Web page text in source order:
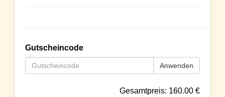
Gutscheincode
Anwenden
Gesamtpreis: 160.00 €